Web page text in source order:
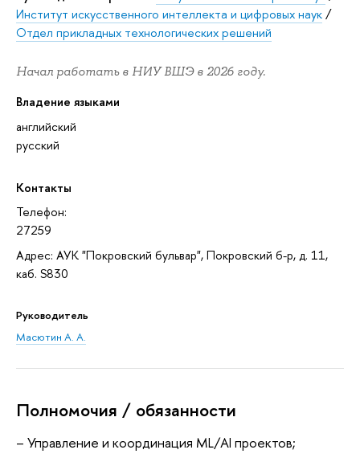
Институт искусственного интеллекта и цифровых наук/
Отдел прикладных технологических решений
Начал работать в НИУ ВШЭ в 2026 году.
Владение языками
английский
русский
Контакты
Телефон:
27259
Адрес: АУК "Покровский бульвар", Покровский б-р, д. 11,
каб. S830
Руководитель
Масютин А. А.
Полномочия / обязанности
– Управление и координация ML/AI проектов;